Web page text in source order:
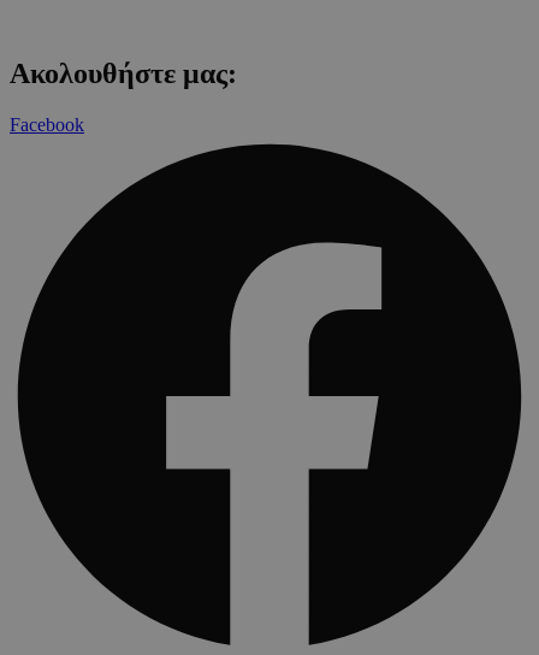
Ακολουθήστε μας:
Facebook